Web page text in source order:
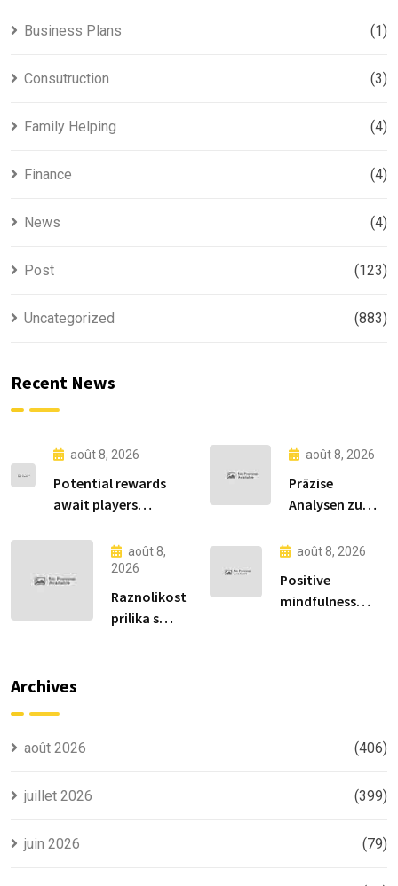
Business Plans (1)
Consutruction (3)
Family Helping (4)
Finance (4)
News (4)
Post (123)
Uncategorized (883)
Recent News
août 8, 2026
Potential rewards
await players
with slotmonster-
unitedkingdom.co.uk
and strategic betting
août 8, 2026
Präzise
Analysen zu
casinos.com.de
Online-
Glücksspiel
août 8,
2026
Raznolikost
prilika s
août 8, 2026
Positive
mindfulness
Archives
août 2026 (406)
juillet 2026 (399)
juin 2026 (79)